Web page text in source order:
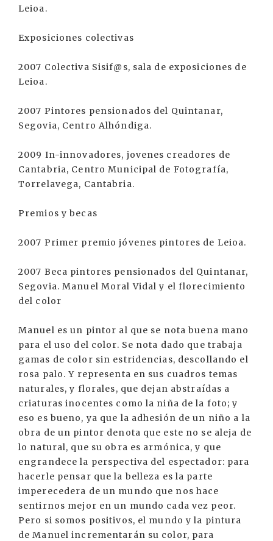
Leioa.
Exposiciones colectivas
2007 Colectiva Sisif@s, sala de exposiciones de
Leioa.
2007 Pintores pensionados del Quintanar,
Segovia, Centro Alhóndiga.
2009 In-innovadores, jovenes creadores de
Cantabria, Centro Municipal de Fotografía,
Torrelavega, Cantabria.
Premios y becas
2007 Primer premio jóvenes pintores de Leioa.
2007 Beca pintores pensionados del Quintanar,
Segovia. Manuel Moral Vidal y el florecimiento
del color
Manuel es un pintor al que se nota buena mano
para el uso del color. Se nota dado que trabaja
gamas de color sin estridencias, descollando el
rosa palo. Y representa en sus cuadros temas
naturales, y florales, que dejan abstraídas a
criaturas inocentes como la niña de la foto; y
eso es bueno, ya que la adhesión de un niño a la
obra de un pintor denota que este no se aleja de
lo natural, que su obra es armónica, y que
engrandece la perspectiva del espectador: para
hacerle pensar que la belleza es la parte
imperecedera de un mundo que nos hace
sentirnos mejor en un mundo cada vez peor.
Pero si somos positivos, el mundo y la pintura
de Manuel incrementarán su color, para